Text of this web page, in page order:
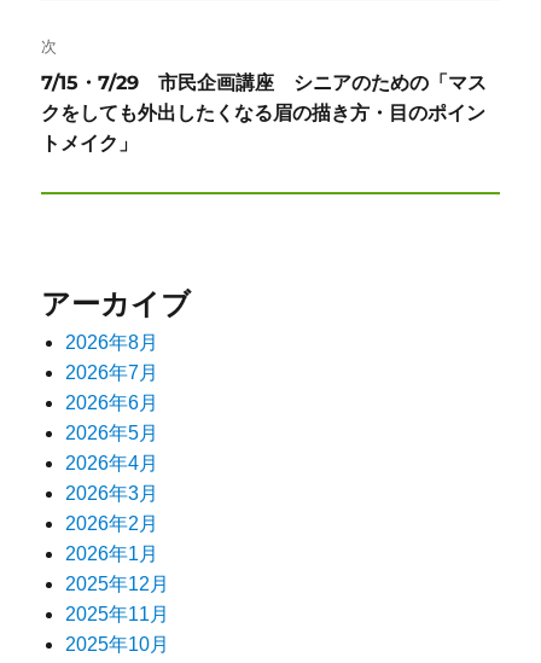
ゲ
ー
シ
稿:
次
次
の
投
7/15・7/29 市民企画講座 シニアのための「マス
クをしても外出したくなる眉の描き方・目のポイン
トメイク」
アーカイブ
2026年8月
2026年7月
2026年6月
2026年5月
2026年4月
2026年3月
2026年2月
2026年1月
2025年12月
2025年11月
2025年10月